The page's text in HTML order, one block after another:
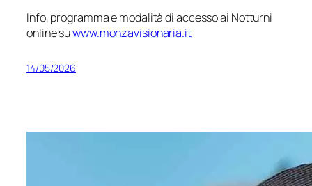
Info, programma e modalità di accesso ai Notturni
online suwww.monzavisionaria.it
14/05/2026